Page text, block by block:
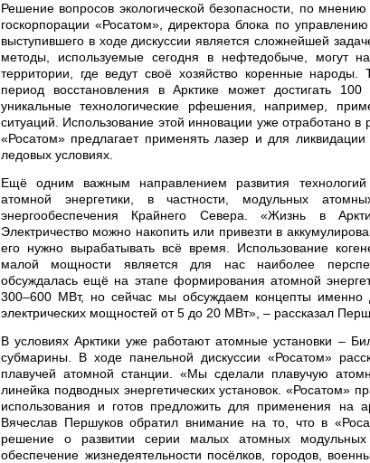
Решение вопросов экологической безопасности, по мнению
госкорпорации «Росатом», директора блока по
выступившего в ходе дискуссии является сложнейшей
методы, используемые сегодня в нефтедобыче, могут
территории, где ведут своё хозяйство коренные народы.
период восстановления в Арктике может достигать
уникальные технологические рфешения, например,
ситуаций. Использование этой инновации уже отработано в
«Росатом» предлагает применять лазер и для
ледовых условиях.
Ещё одним важным направлением развития
атомной энергетики, в частности, модульных
энергообеспечения Крайнего Севера. «Жизнь в
Электричество можно накопить или привезти в
его нужно вырабатывать всё время. Использование
малой мощности является для нас наиболее
обсуждалась ещё на этапе формирования атомной
300–600 МВт, но сейчас мы обсуждаем концепты именно
электрических мощностей от 5 до 20 МВт», – рассказал
В условиях Арктики уже работают атомные установки –
субмарины. В ходе панельной дискуссии «Росатом»
плавучей атомной станции. «Мы сделали плавучую
линейка подводных энергетических установок. «Росатом»
использования и готов предложить для применения на
Вячеслав Першуков обратил внимание на то, что в
решение о развитии серии малых атомных
обеспечение жизнедеятельности посёлков, городов,